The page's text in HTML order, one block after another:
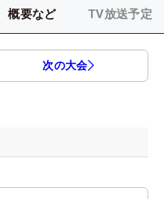
概要など TV放送予定
次の大会